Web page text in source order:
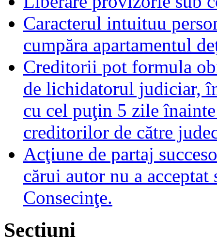
Caracterul intuituu
cumpăra apartamentul
Creditorii pot formula
de lichidatorul judiciar,
cu cel puţin 5 zile
creditorilor de către
Acţiune de partaj
cărui autor nu a
Consecinţe.
Sectiuni